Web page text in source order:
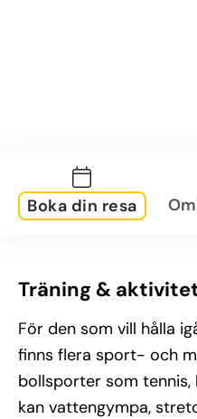
Boka din resa
Träning &
För den som vill hålla
finns flera sport- och
bollsporter som
kan vattengympa,